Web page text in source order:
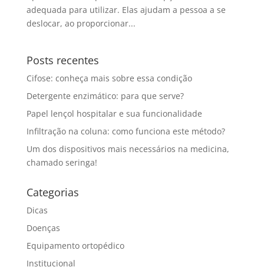
adequada para utilizar. Elas ajudam a pessoa a se
deslocar, ao proporcionar...
Posts recentes
Cifose: conheça mais sobre essa condição
Detergente enzimático: para que serve?
Papel lençol hospitalar e sua funcionalidade
Infiltração na coluna: como funciona este método?
Um dos dispositivos mais necessários na medicina,
chamado seringa!
Categorias
Dicas
Doenças
Equipamento ortopédico
Institucional